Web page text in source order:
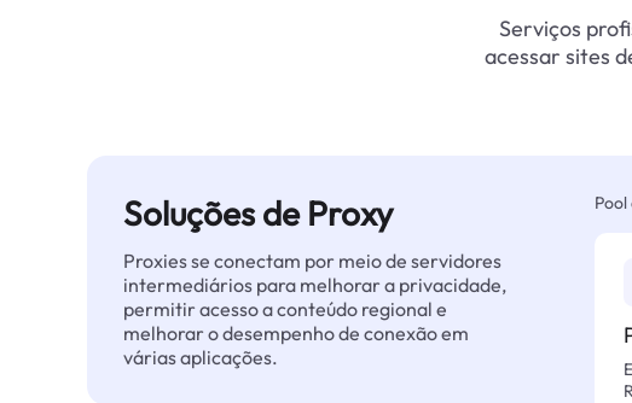
Serviços
acessar sites
Soluções de Proxy
Proxies se conectam por meio de servidores
intermediários para melhorar a privacidade,
permitir acesso a conteúdo regional e
melhorar o desempenho de conexão em
várias aplicações.